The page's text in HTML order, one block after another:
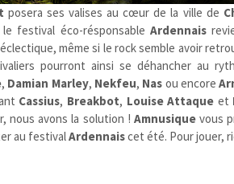
posera ses valises au cœur de la ville de
festival éco-résponsable Ardennais
même si le rock semble avoir
pourront ainsi se déhancher au
, Damian Marley, Nekfeu, Nas ou encore
Cassius, Breakbot, Louise Attaque et
nous avons la solution ! Amnusiquevous
au festivalArdennaiscet été. Pour jouer,